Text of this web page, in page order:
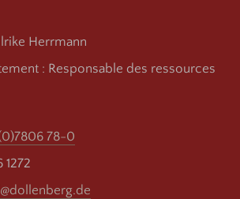
Herrmann
: Responsable des ressources
78-0
1272